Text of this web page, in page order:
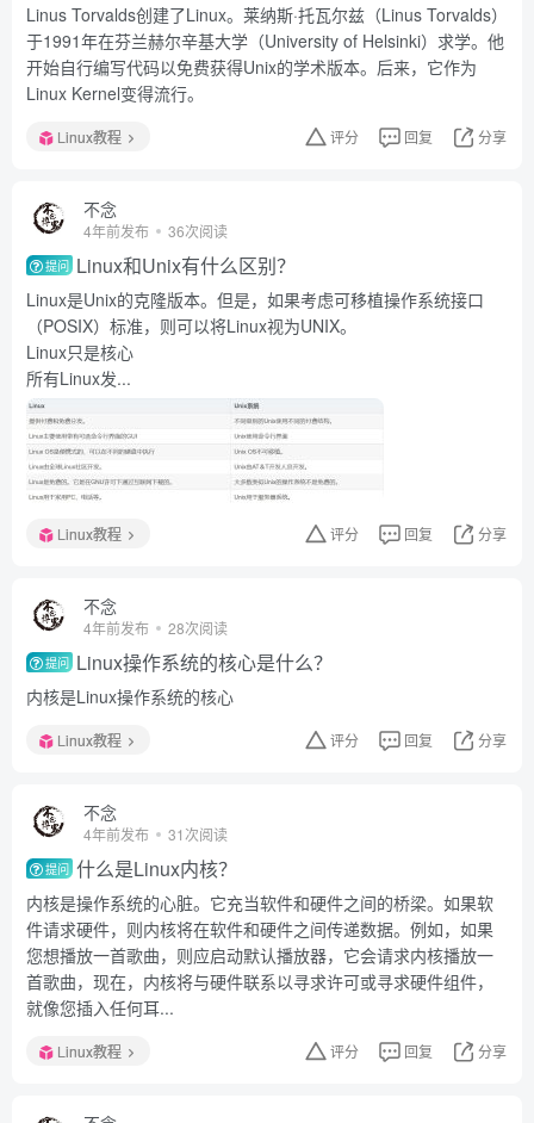
Linus Torvalds创建了Linux。莱纳斯·托瓦尔兹（Linus Torvalds）
于1991年在芬兰赫尔辛基大学（University of Helsinki）求学。他
开始自行编写代码以免费获得Unix的学术版本。后来，它作为
Linux Kernel变得流行。
Linux教程 评分 回复 分享
不念
4年前发布 36次阅读
提问 Linux和Unix有什么区别？
Linux是Unix的克隆版本。但是，如果考虑可移植操作系统接口
（POSIX）标准，则可以将Linux视为UNIX。
Linux只是核心
所有Linux发...
Linux教程 评分 回复 分享
不念
4年前发布 28次阅读
提问 Linux操作系统的核心是什么？
内核是Linux操作系统的核心
Linux教程 评分 回复 分享
不念
4年前发布 31次阅读
提问 什么是Linux内核？
内核是操作系统的心脏。它充当软件和硬件之间的桥梁。如果软
件请求硬件，则内核将在软件和硬件之间传递数据。例如，如果
您想播放一首歌曲，则应启动默认播放器，它会请求内核播放一
首歌曲，现在，内核将与硬件联系以寻求许可或寻求硬件组件，
就像您插入任何耳...
Linux教程 评分 回复 分享